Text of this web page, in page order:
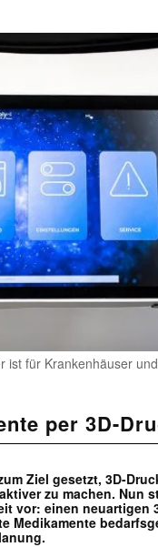
ist für Krankenhäuser
per 3D-
Ziel gesetzt, 3D-
zu machen. Nun
vor: einen neuartigen
Medikamente